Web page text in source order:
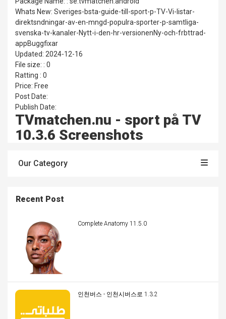
Whats New: Sveriges-bsta-guide-till-sport-p-TV-Vi-listar-
direktsndningar-av-en-mngd-populra-sporter-p-samtliga-
svenska-tv-kanaler-Nytt-i-den-hr-versionenNy-och-frbttrad-
appBuggfixar
Updated: 2024-12-16
File size: : 0
Ratting : 0
Price: Free
Post Date:
Publish Date:
TVmatchen.nu - sport på TV
10.3.6 Screenshots
Our Category
Recent Post
Complete Anatomy 11.5.0
인천버스 - 인천시버스로 1.3.2